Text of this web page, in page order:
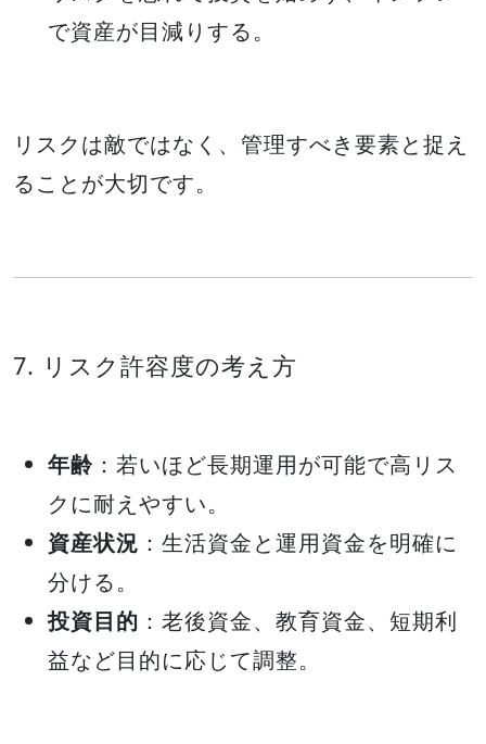
で資産が目減りする。
リスクは敵ではなく、管理すべき要素と捉え
ることが大切です。
7. リスク許容度の考え方
年齢 ：若いほど長期運用が可能で高リス
クに耐えやすい。
資産状況 ：生活資金と運用資金を明確に
分ける。
投資目的 ：老後資金、教育資金、短期利
益など目的に応じて調整。